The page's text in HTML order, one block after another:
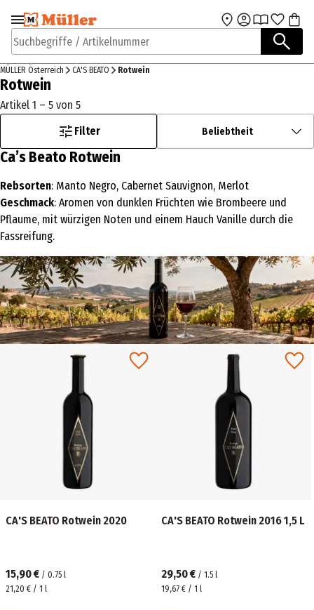
Zur Navigation
springen
Zum Hauptinhalt
Suchbegriffe / Artikelnummer
MÜLLER Österreich CA'S BEATO Rotwein
Rotwein
Artikel 1 – 5 von 5
Filter
Beliebtheit
Ca’s Beato Rotwein
Rebsorten: Manto Negro, Cabernet Sauvignon, Merlot
Geschmack: Aromen von dunklen Früchten wie Brombeere und
Pflaume, mit würzigen Noten und einem Hauch Vanille durch die
Fassreifung.
CA'S BEATO Rotwein 2020
15,90 € / 0.75 l
21,20 € / 1 l
CA'S BEATO Rotwein 2016 1,5 L
29,50 € / 1.5 l
19,67 € / 1 l